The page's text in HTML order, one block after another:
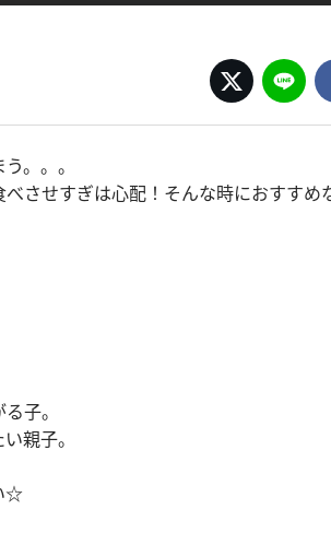
。。。
させすぎは心配！そんな時におすす
子。
親子。
☆